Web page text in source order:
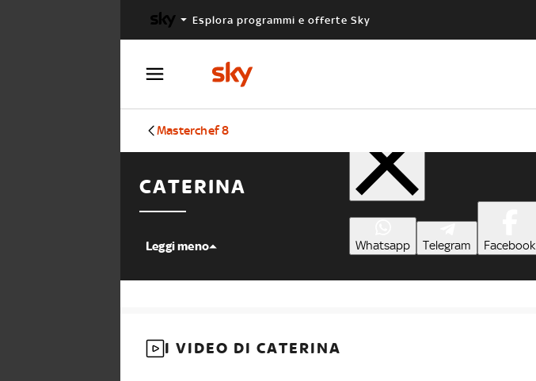
Esplora programmi e offerte Sky
Masterchef 8
CATERINA
Leggi meno Whatsapp Telegram Facebook
I VIDEO DI CATERINA